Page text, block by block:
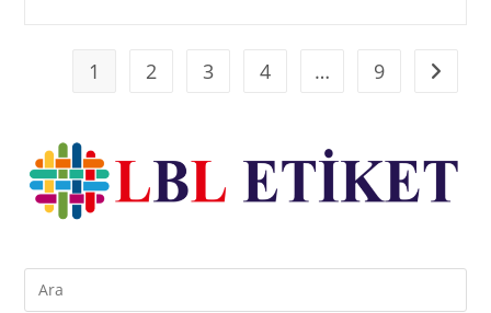
1 2 3 4 … 9 Go to